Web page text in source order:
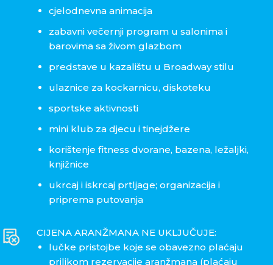
cjelodnevna animacija
zabavni večernji program u salonima i
barovima sa živom glazbom
predstave u kazalištu u Broadway stilu
ulaznice za kockarnicu, diskoteku
sportske aktivnosti
mini klub za djecu i tinejdžere
korištenje fitness dvorane, bazena, ležaljki,
knjižnice
ukrcaj i iskrcaj prtljage; organizacija i
priprema putovanja
CIJENA ARANŽMANA NE UKLJUČUJE:
lučke pristojbe koje se obavezno plaćaju
prilikom rezervacije aranžmana (plaćaju